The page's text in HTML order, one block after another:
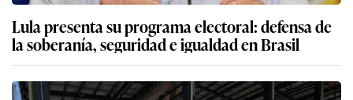
Lula presenta su programa electoral: defensa de
la soberanía, seguridad e igualdad en Brasil